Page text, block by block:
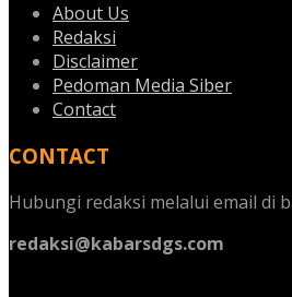
About Us
Redaksi
Disclaimer
Pedoman Media Siber
Contact
CONTACT
Hubungi redaksi melalui email di
redaksi@kabarsdgs.com